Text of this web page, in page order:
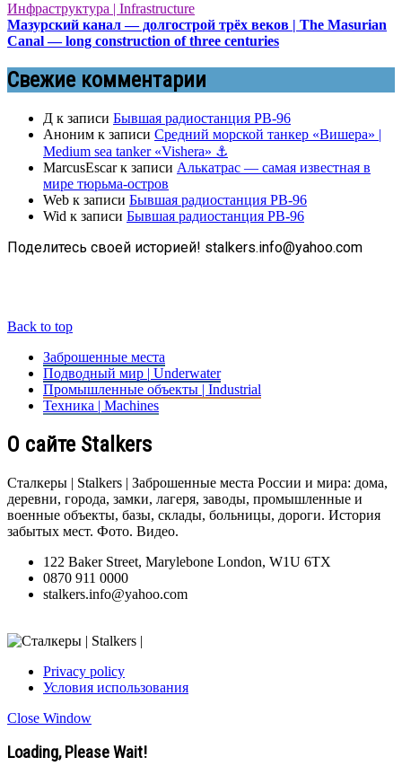
Инфраструктура | Infrastructure
Мазурский канал — долгострой трёх веков | The Masurian
Canal — long construction of three centuries
Свежие комментарии
Д к записи Бывшая радиостанция РВ-96
Аноним к записи Средний морской танкер «Вишера» |
Medium sea tanker «Vishera» ⚓
MarcusEscarк записи Алькатрас — самая известная в
мире тюрьма-остров
Web к записи Бывшая радиостанция РВ-96
Wid к записи Бывшая радиостанция РВ-96
Поделитесь своей историей! stalkers.info@yahoo.com
Back to top
Заброшенные места
Подводный мир | Underwater
Промышленные объекты | Industrial
Техника | Machines
О сайте Stalkers
Сталкеры | Stalkers | Заброшенные места России и мира: дома,
деревни, города, замки, лагеря, заводы, промышленные и
военные объекты, базы, склады, больницы, дороги. История
забытых мест. Фото. Видео.
122 Baker Street, Marylebone London, W1U 6TX
0870 911 0000
stalkers.info@yahoo.com
Privacy policy
Условия использования
Close Window
Loading, Please Wait!